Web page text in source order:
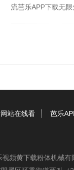
流芭乐APP下载无限
站在线看
芭乐
频黄下载粉体机械